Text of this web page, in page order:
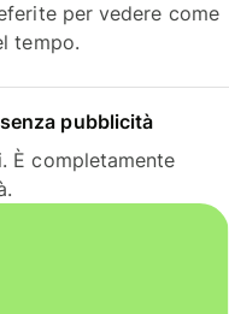
per vedere come
tempo.
pubblicità
È completamente